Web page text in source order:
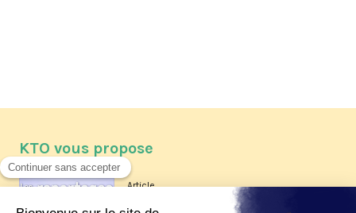
KTO vous propose
Article
Les reportages d'été 2026 de KTO